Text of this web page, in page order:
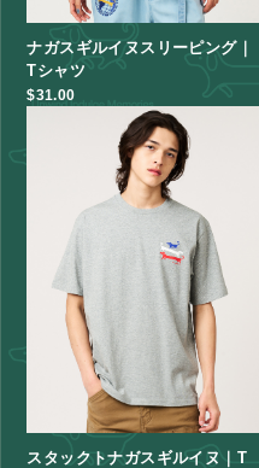
ナガスギルイヌスリーピング｜
Tシャツ
$‌31.00
スタックトナガスギルイヌ｜T